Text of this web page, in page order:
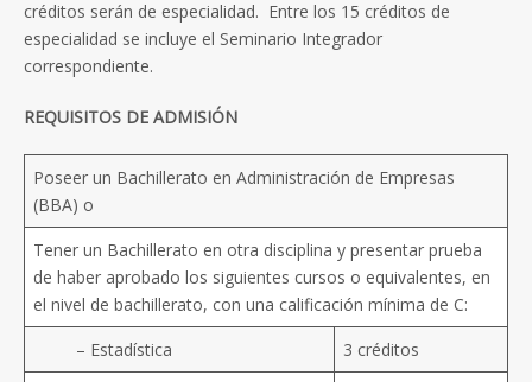
créditos serán de especialidad. Entre los 15 créditos de
especialidad se incluye el Seminario Integrador
correspondiente.
REQUISITOS DE ADMISIÓN
Poseer un Bachillerato en Administración de Empresas
(BBA) o
Tener un Bachillerato en otra disciplina y presentar prueba
de haber aprobado los siguientes cursos o equivalentes, en
el nivel de bachillerato, con una calificación mínima de C:
– Estadística
3 créditos